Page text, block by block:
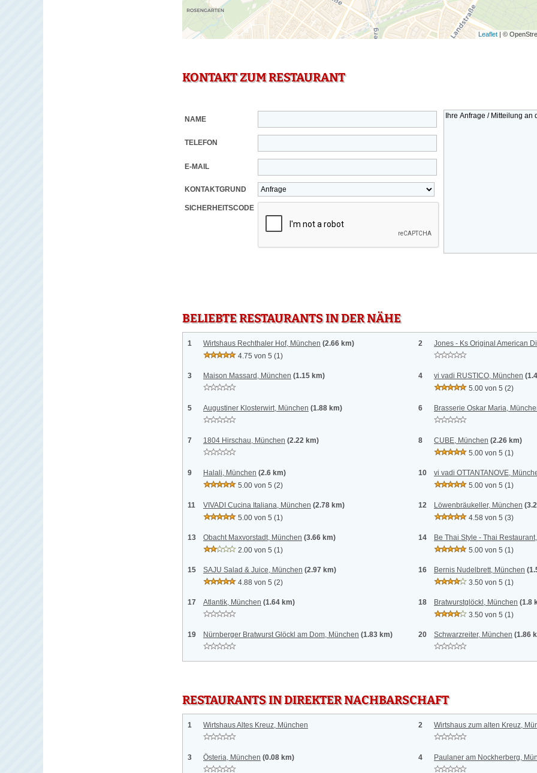
Leaflet | ©
KONTAKT ZUM RESTAURANT
NAME
TELEFON
E-MAIL
KONTAKTGRUND
SICHERHEITSCODE
BELIEBTE RESTAURANTS IN DER NÄHE
1 Wirtshaus Rechthaler Hof, München (2.66 km)
4.75 von 5 (1)
2 Jones - Ks Original American
3 Maison Massard, München (1.15 km) 4 vi vadi RUSTICO, München
5.00 von 5 (2)
5 Augustiner Klosterwirt, München (1.88 km) 6 Brasserie Oskar Maria,
7 1804 Hirschau, München (2.22 km) 8 CUBE, München (2.26 km)
5.00 von 5 (1)
9 Halali, München (2.6 km)
5.00 von 5 (2)
10
vi vadi OTTANTANOVE,
5.00 von 5 (1)
11 VIVADI Cucina Italiana, München (2.78 km)
5.00 von 5 (1)
12 Löwenbräukeller, München
4.58 von 5 (3)
13 Obacht Maxvorstadt, München (3.66 km)
2.00 von 5 (1)
14
Be Thai Style - Thai
5.00 von 5 (1)
15 SAJU Salad & Juice, München (2.97 km)
4.88 von 5 (2)
16 Bernis Nudelbrett, München
3.50 von 5 (1)
17 Atlantik, München (1.64 km) 18 Bratwurstglöckl, München (1.8
3.50 von 5 (1)
19 Nürnberger Bratwurst Glöckl am Dom, München (1.83 km) 20 Schwarzreiter, München (1.86
RESTAURANTS IN DIREKTER NACHBARSCHAFT
1 Wirtshaus Altes Kreuz, München 2 Wirtshaus zum alten Kreuz,
3 Österia, München (0.08 km) 4 Paulaner am Nockherberg,